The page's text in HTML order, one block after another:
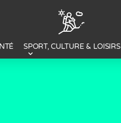
SPORT, CULTURE & LOISIRS